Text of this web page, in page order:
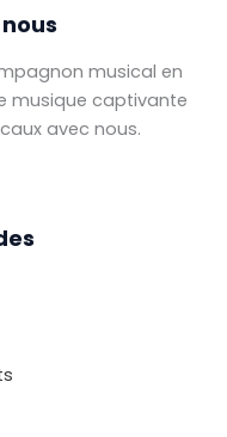
musical en
musique captivante
avec nous.